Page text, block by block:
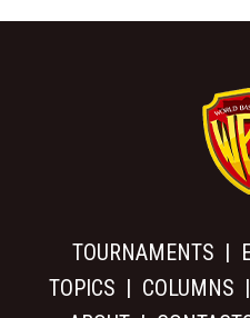
TOURNAMENTS
TOPICS
COLUMNS